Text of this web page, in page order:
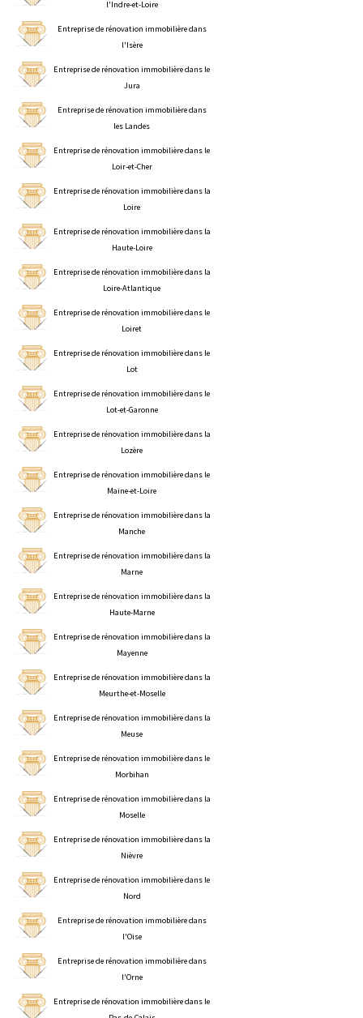
l'Indre-et-Loire
Entreprise de rénovation immobilière dans
l'Isère
Entreprise de rénovation immobilière dans le
Jura
Entreprise de rénovation immobilière dans
les Landes
Entreprise de rénovation immobilière dans le
Loir-et-Cher
Entreprise de rénovation immobilière dans la
Loire
Entreprise de rénovation immobilière dans la
Haute-Loire
Entreprise de rénovation immobilière dans la
Loire-Atlantique
Entreprise de rénovation immobilière dans le
Loiret
Entreprise de rénovation immobilière dans le
Lot
Entreprise de rénovation immobilière dans le
Lot-et-Garonne
Entreprise de rénovation immobilière dans la
Lozère
Entreprise de rénovation immobilière dans le
Maine-et-Loire
Entreprise de rénovation immobilière dans la
Manche
Entreprise de rénovation immobilière dans la
Marne
Entreprise de rénovation immobilière dans la
Haute-Marne
Entreprise de rénovation immobilière dans la
Mayenne
Entreprise de rénovation immobilière dans la
Meurthe-et-Moselle
Entreprise de rénovation immobilière dans la
Meuse
Entreprise de rénovation immobilière dans le
Morbihan
Entreprise de rénovation immobilière dans la
Moselle
Entreprise de rénovation immobilière dans la
Nièvre
Entreprise de rénovation immobilière dans le
Nord
Entreprise de rénovation immobilière dans
l'Oise
Entreprise de rénovation immobilière dans
l'Orne
Entreprise de rénovation immobilière dans le